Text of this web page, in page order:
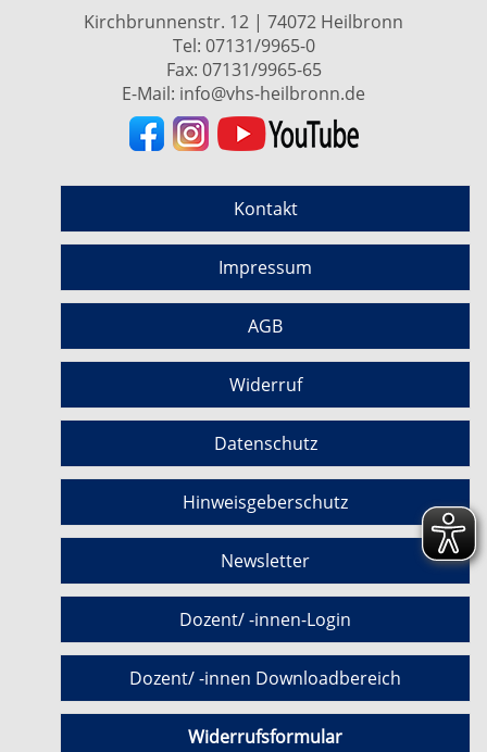
Kirchbrunnenstr. 12 | 74072 Heilbronn
Tel: 07131/9965-0
Fax: 07131/9965-65
E-Mail: info@vhs-heilbronn.de
Kontakt
Impressum
AGB
Widerruf
Datenschutz
Hinweisgeberschutz
Newsletter
Dozent/ -innen-Login
Dozent/ -innen Downloadbereich
Widerrufsformular